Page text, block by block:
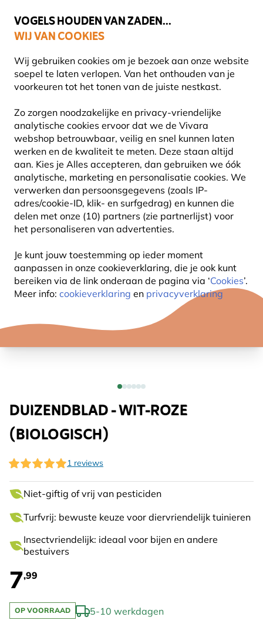
VOGELS HOUDEN VAN ZADEN...
WIJ VAN COOKIES
Wij gebruiken cookies om je bezoek aan onze website
soepel te laten verlopen. Van het onthouden van je
voorkeuren tot het tonen van de juiste nestkast.
Zo zorgen noodzakelijke en privacy-vriendelijke
analytische cookies ervoor dat we de Vivara
webshop betrouwbaar, veilig en snel kunnen laten
werken en de kwaliteit te meten. Deze staan altijd
aan. Kies je Alles accepteren, dan gebruiken we óók
analytische, marketing en personalisatie cookies. We
verwerken dan persoonsgegevens (zoals IP-
adres/cookie-ID, klik- en surfgedrag) en kunnen die
delen met onze (10) partners (zie partnerlijst) voor
het personaliseren van advertenties.
Je kunt jouw toestemming op ieder moment
aanpassen in onze cookieverklaring, die je ook kunt
bereiken via de link onderaan de pagina via ‘Cookies’.
Meer info: cookieverklaring en privacyverklaring
Gratis thuisbezorgd vanaf €49
DUIZENDBLAD - WIT-ROZE
(BIOLOGISCH)
1 reviews
Niet-giftig of vrij van pesticiden
Turfvrij: bewuste keuze voor diervriendelijk tuinieren
Insectvriendelijk: ideaal voor bijen en andere
bestuivers
7,99
OP VOORRAAD 5-10 werkdagen